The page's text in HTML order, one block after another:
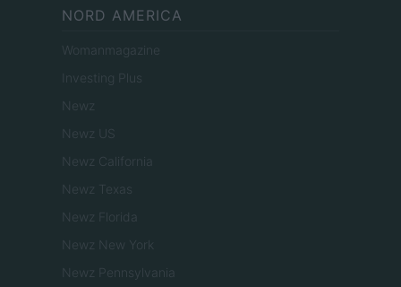
NORD AMERICA
Womanmagazine
Investing Plus
Newz
Newz US
Newz California
Newz Texas
Newz Florida
Newz New York
Newz Pennsylvania